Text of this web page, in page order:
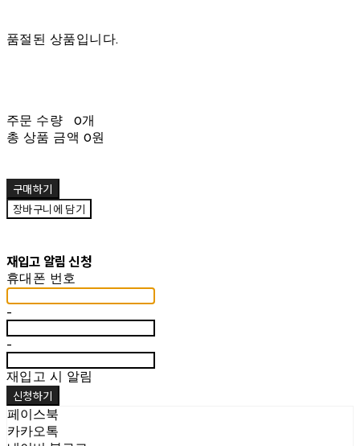
품절된 상품입니다.
주문 수량
0개
총 상품 금액 0원
구매하기
장바구니에 담기
재입고 알림 신청
휴대폰 번호
-
-
재입고 시 알림
신청하기
페이스북
카카오톡